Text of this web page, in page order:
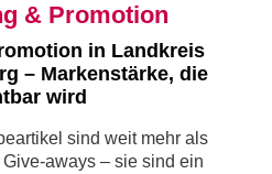
& Promotion
in Landkreis
– Markenstärke, die
wird
sind weit mehr als
aways – sie sind ein